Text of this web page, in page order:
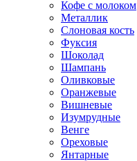
Кофе с молоком
Металлик
Слоновая кость
Фуксия
Шоколад
Шампань
Оливковые
Оранжевые
Вишневые
Изумрудные
Венге
Ореховые
Янтарные